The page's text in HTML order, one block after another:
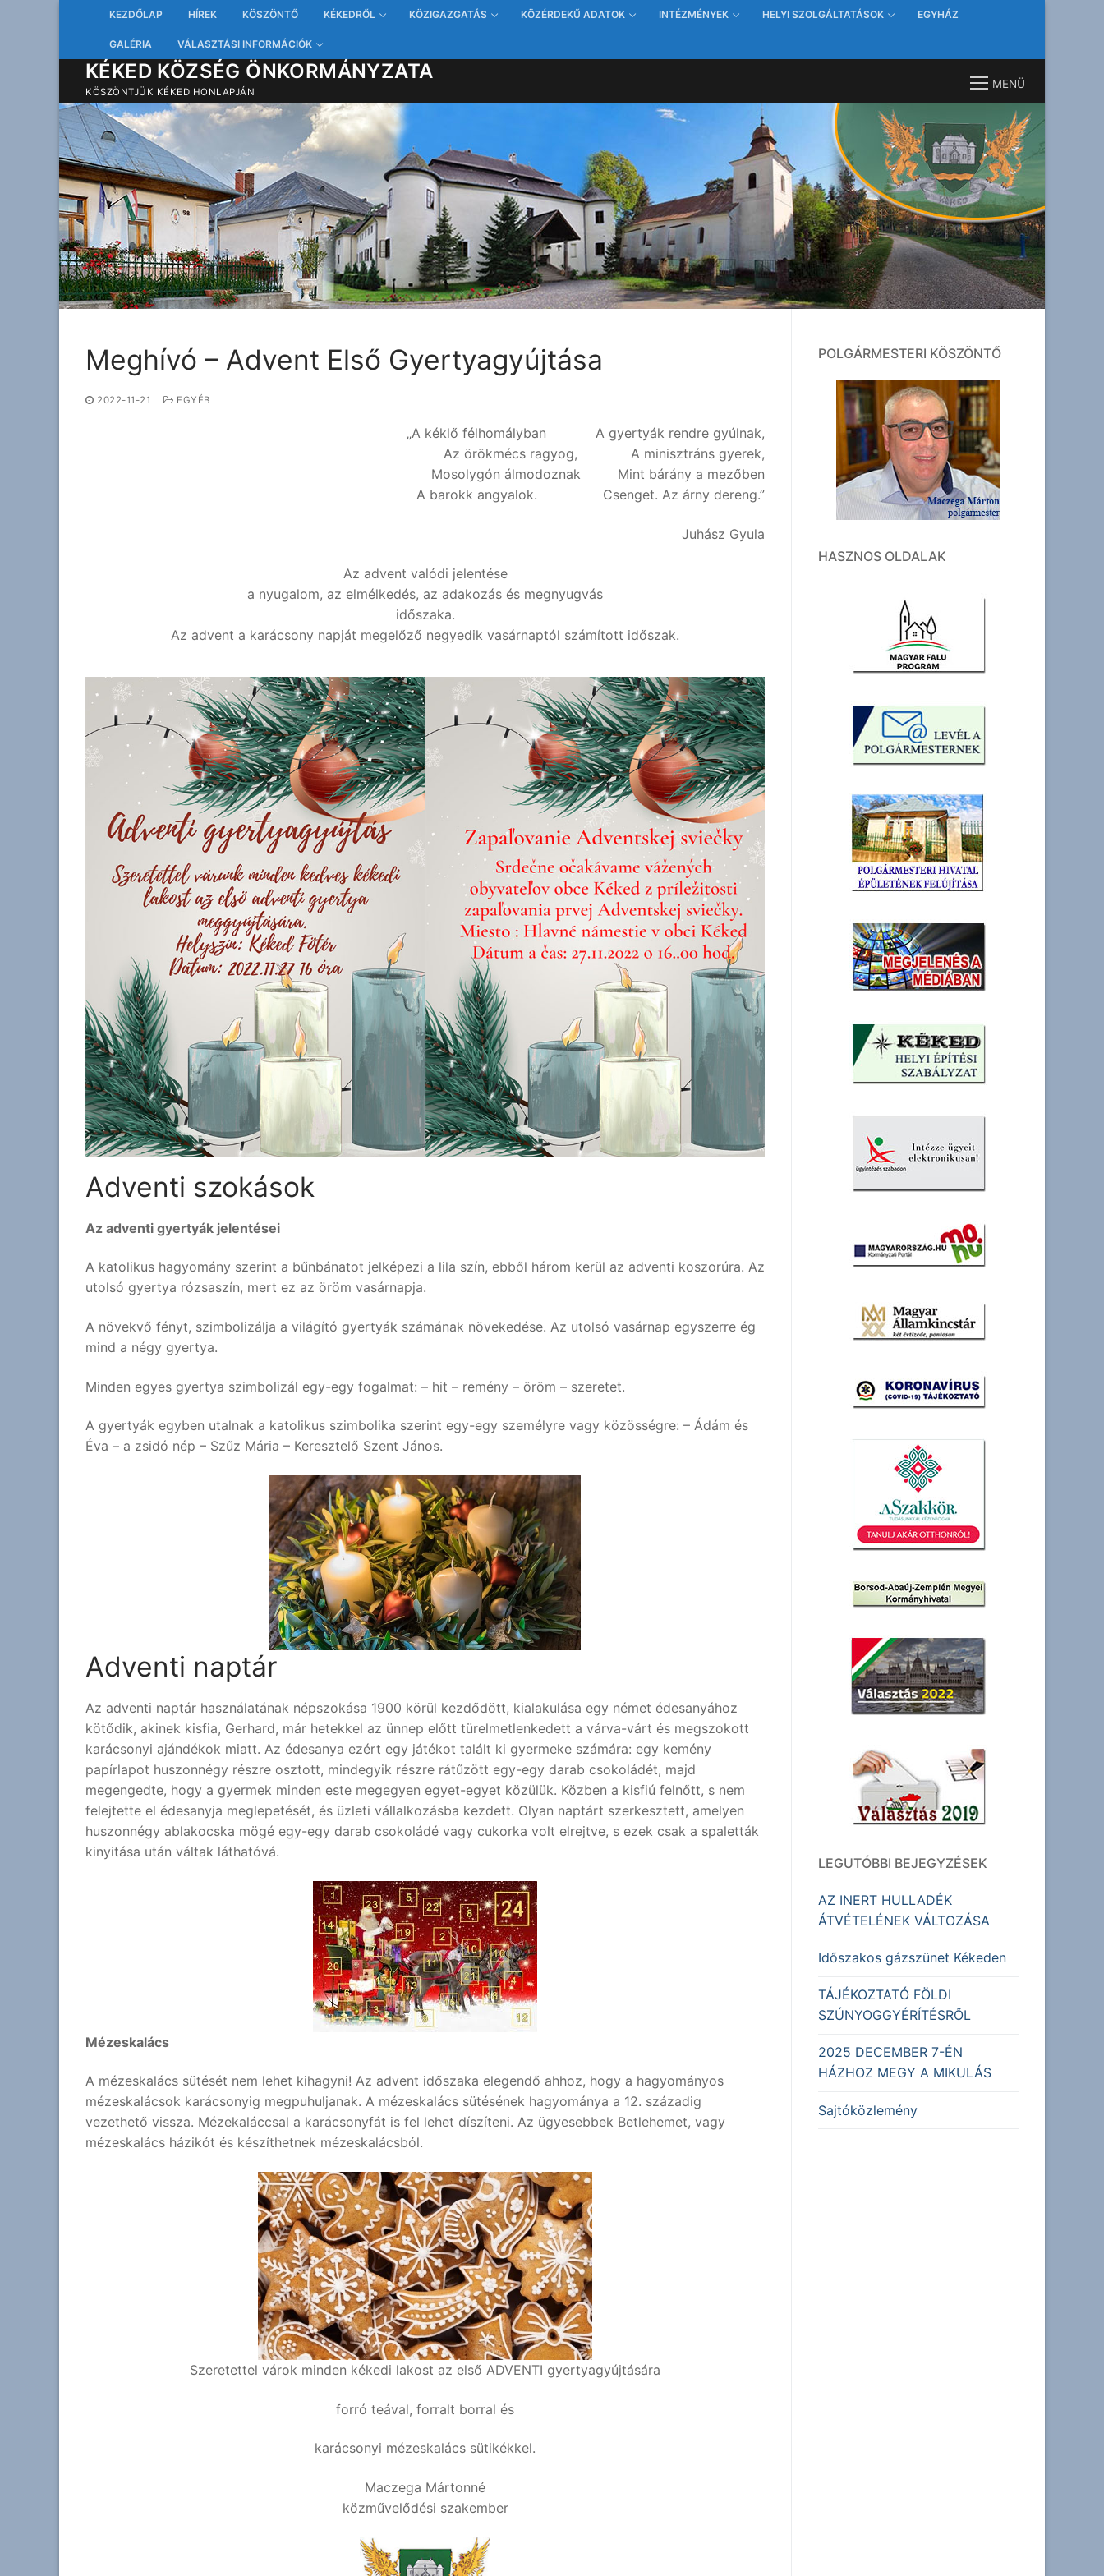
tartalomra
KEZDŐLAP HÍREK KÖSZÖNTŐ KÉKEDRŐL KÖZIGAZGATÁS KÖZÉRDEKŰ ADATOK INTÉZMÉNYEK HELYI SZOLGÁLTATÁSOK EGYHÁZ
GALÉRIA VÁLASZTÁSI INFORMÁCIÓK
KÉKED KÖZSÉG ÖNKORMÁNYZATA
KÖSZÖNTJÜK KÉKED HONLAPJÁN
MENÜ
Meghívó – Advent Első Gyertyagyújtása
2022-11-21 EGYÉB
„A kéklő félhomályban A gyertyák rendre gyúlnak,
Az örökmécs ragyog, A minisztráns gyerek,
Mosolygón álmodoznak Mint bárány a mezőben
A barokk angyalok. Csenget. Az árny dereng.”
Juhász Gyula
Az advent valódi jelentése
a nyugalom, az elmélkedés, az adakozás és megnyugvás
időszaka.
Az advent a karácsony napját megelőző negyedik vasárnaptól számított időszak.
Adventi szokások
Az adventi gyertyák jelentései
A katolikus hagyomány szerint a bűnbánatot jelképezi a lila szín, ebből három kerül az adventi koszorúra. Az
utolsó gyertya rózsaszín, mert ez az öröm vasárnapja.
A növekvő fényt, szimbolizálja a világító gyertyák számának növekedése. Az utolsó vasárnap egyszerre ég
mind a négy gyertya.
Minden egyes gyertya szimbolizál egy-egy fogalmat: – hit – remény – öröm – szeretet.
A gyertyák egyben utalnak a katolikus szimbolika szerint egy-egy személyre vagy közösségre: – Ádám és
Éva – a zsidó nép – Szűz Mária – Keresztelő Szent János.
Adventi naptár
Az adventi naptár használatának népszokása 1900 körül kezdődött, kialakulása egy német édesanyához
kötődik, akinek kisfia, Gerhard, már hetekkel az ünnep előtt türelmetlenkedett a várva-várt és megszokott
karácsonyi ajándékok miatt. Az édesanya ezért egy játékot talált ki gyermeke számára: egy kemény
papírlapot huszonnégy részre osztott, mindegyik részre rátűzött egy-egy darab csokoládét, majd
megengedte, hogy a gyermek minden este megegyen egyet-egyet közülük. Közben a kisfiú felnőtt, s nem
felejtette el édesanyja meglepetését, és üzleti vállalkozásba kezdett. Olyan naptárt szerkesztett, amelyen
huszonnégy ablakocska mögé egy-egy darab csokoládé vagy cukorka volt elrejtve, s ezek csak a spaletták
kinyitása után váltak láthatóvá.
Mézeskalács
A mézeskalács sütését nem lehet kihagyni! Az advent időszaka elegendő ahhoz, hogy a hagyományos
mézeskalácsok karácsonyig megpuhuljanak. A mézeskalács sütésének hagyománya a 12. századig
vezethető vissza. Mézekaláccsal a karácsonyfát is fel lehet díszíteni. Az ügyesebbek Betlehemet, vagy
mézeskalács házikót és készíthetnek mézeskalácsból.
Szeretettel várok minden kékedi lakost az első ADVENTI gyertyagyújtására
forró teával, forralt borral és
karácsonyi mézeskalács sütikékkel.
Maczega Mártonné
közművelődési szakember
POLGÁRMESTERI KÖSZÖNTŐ
HASZNOS OLDALAK
LEGUTÓBBI BEJEGYZÉSEK
AZ INERT HULLADÉK
ÁTVÉTELÉNEK VÁLTOZÁSA
Időszakos gázszünet Kékeden
TÁJÉKOZTATÓ FÖLDI
SZÚNYOGGYÉRÍTÉSRŐL
2025 DECEMBER 7-ÉN
HÁZHOZ MEGY A MIKULÁS
Sajtóközlemény